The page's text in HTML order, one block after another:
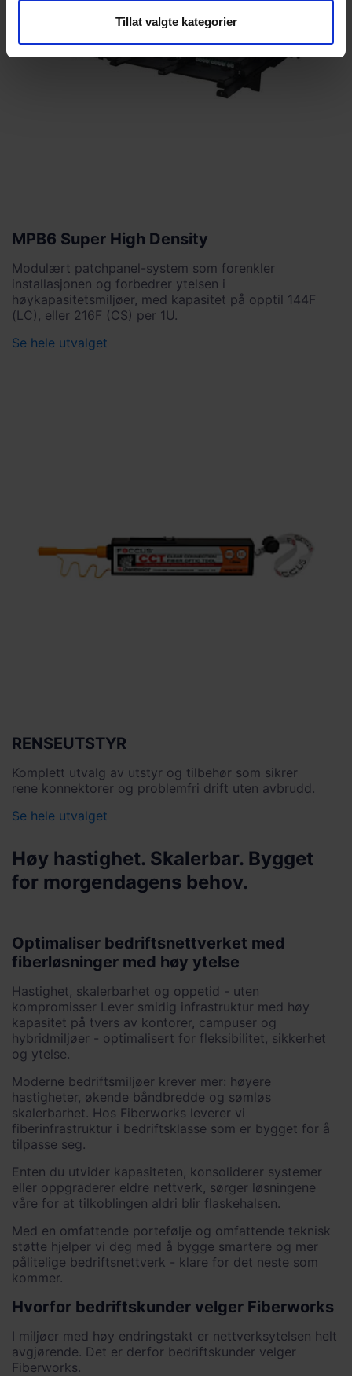
Tillat valgte kategorier
MPB6 Super High Density
Modulært patchpanel-system som forenkler
installasjonen og forbedrer ytelsen i
høykapasitetsmiljøer, med kapasitet på opptil 144F
(LC), eller 216F (CS) per 1U.
Se hele utvalget
RENSEUTSTYR
Komplett utvalg av utstyr og tilbehør som sikrer
rene konnektorer og problemfri drift uten avbrudd.
Se hele utvalget
Høy hastighet. Skalerbar. Bygget
for morgendagens behov.
Optimaliser bedriftsnettverket med
fiberløsninger med høy ytelse
Hastighet, skalerbarhet og oppetid - uten
kompromisser Lever smidig infrastruktur med høy
kapasitet på tvers av kontorer, campuser og
hybridmiljøer - optimalisert for fleksibilitet, sikkerhet
og ytelse.
Moderne bedriftsmiljøer krever mer: høyere
hastigheter, økende båndbredde og sømløs
skalerbarhet. Hos Fiberworks leverer vi
fiberinfrastruktur i bedriftsklasse som er bygget for å
tilpasse seg.
Enten du utvider kapasiteten, konsoliderer systemer
eller oppgraderer eldre nettverk, sørger løsningene
våre for at tilkoblingen aldri blir flaskehalsen.
Med en omfattende portefølje og omfattende teknisk
støtte hjelper vi deg med å bygge smartere og mer
pålitelige bedriftsnettverk - klare for det neste som
kommer.
Hvorfor bedriftskunder velger Fiberworks
I miljøer med høy endringstakt er nettverksytelsen helt
avgjørende. Det er derfor bedriftskunder velger
Fiberworks.